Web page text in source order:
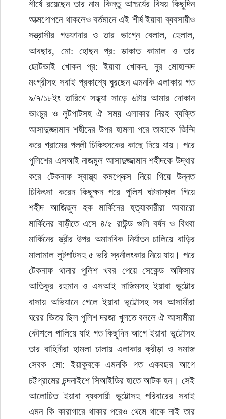
শীর্ষে রয়েছেন তার নাম কিন্তু আশ্চর্যের বিষয় কিছুদিন
আত্মগোপনে থাকলেও বর্তমানে এই শীর্ষ ইয়াবা ব্যবসায়ীও
সন্ত্রাসীর গডফাদার ও তার ভাগ্নে বেলাল, হেলাল,
আবছার, মো: হোছন প্র: ডাকাত কামাল ও তার
ছোটভাই খোকন প্র: ইয়াবা খোকন, নুর মোহাম্মদ
মংগ্রীসহ সবাই প্রকাশ্যে ঘুরছেন এমনকি এলাকায় গত
৯/৭/১৮ইং তারিখে সন্ধ্যা সাড়ে ৬টায় আমার দোকান
ভাংচুর ও লুটপাটসহ ঐ সময় এলাকার নিরহ ব্যক্তি
আসাদুজ্জামান শহীদের উপর হামলা পরে তাহাকে জিম্মি
করে গ্রামের পল্লী চিকিৎসকের কাছে নিয়ে যায়। পরে
পুলিশের এসআই নাজমুল আসাদুজ্জামান শহীদকে উদ্ধার
করে টেকনাফ স্বাস্থ্য কমপ্লেক্স নিয়ে গিয়ে উন্নত
চিকিৎসা করেন কিছুক্ষন পরে পুলিশ ঘটনাস্থল গিয়ে
শহীদ আজিজুল হক মার্কিনের হত্যাকারীরা আবারো
মার্কিনের বাড়ীতে এসে ৪/৫ রাউন্ড গুলি বর্ষন ও বিধবা
মার্কিনের স্ত্রীর উপর অমানবিক নির্যাতন চালিয়ে বাড়ির
মালামাল লুটপাটসহ ৫ ভরি স্বর্নালংকার নিয়ে যায়। পরে
টেকনাফ থানার পুলিশ খবর পেয়ে সেকেন্ড অফিসার
আতিকুর রহমান ও এসআই নাজিমসহ ইয়াবা ভুট্টোর
বাসায় অভিযানে গেলে ইয়াবা ভূট্টোসহ সব আসামীরা
ঘরের ভিতর ছিল পুলিশ দরজা খুলতে বললে ঐ আসামীরা
কৌশলে পালিয়ে যাই গত কিছুদিন আগে ইয়াবা ভুট্টোসহ
তার বাহিনীরা হামলা চালায় এলাকার ক্রীড়া ও সমাজ
সেবক মো: ইয়াকুবকে এমনকি গত একবছর আগে
চট্টগ্রামের চন্দনাইশে সিআইডির হাতে আটক হন। সেই
আলোচিত ইয়াবা ব্যবসায়ী ভুট্টোসহ পরিবারের সবাই
এমন কি কারাগারে থাকার পরেও থেমে থাকে নাই তার